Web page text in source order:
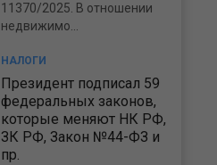
11370/2025. В отношении
недвижимо...
НАЛОГИ
Президент подписал 59
федеральных законов,
которые меняют НК РФ,
ЗК РФ, Закон №44-ФЗ и
пр.